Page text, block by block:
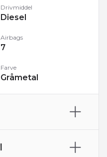
Drivmiddel
Diesel
Airbags
7
Farve
Gråmetal
58 l